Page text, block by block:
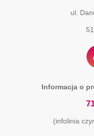
ul.
Informacja o
(infolinia